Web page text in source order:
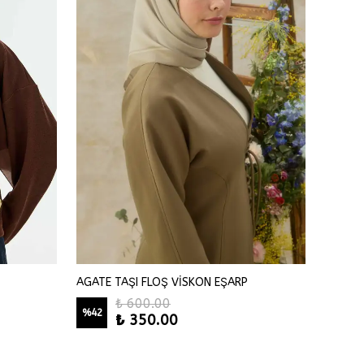
AGATE TAŞI FLOŞ VİSKON EŞARP
%42
₺ 600.00
₺ 350.00